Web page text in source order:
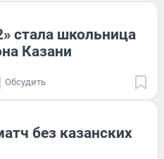
стала школьница
Казани
Обсудить
без казанских